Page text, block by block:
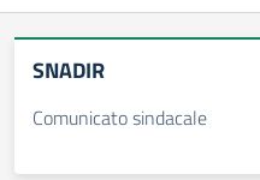
SNADIR
Comunicato sindacale